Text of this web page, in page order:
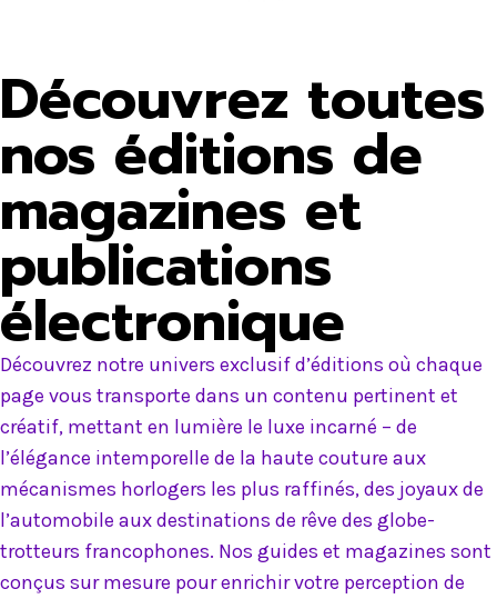
Découvrez toutes
nos éditions de
magazines et
publications
électronique
Découvrez notre univers exclusif d’éditions où chaque
page vous transporte dans un contenu pertinent et
créatif, mettant en lumière le luxe incarné – de
l’élégance intemporelle de la haute couture aux
mécanismes horlogers les plus raffinés, des joyaux de
l’automobile aux destinations de rêve des globe-
trotteurs francophones. Nos guides et magazines sont
conçus sur mesure pour enrichir votre perception de